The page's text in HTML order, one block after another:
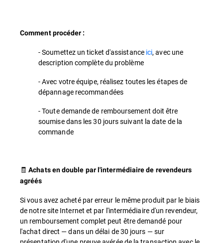
Comment procéder :
- Soumettez un ticket d'assistance ici, avec une
description complète du problème
- Avec votre équipe, réalisez toutes les étapes de
dépannage recommandées
- Toute demande de remboursement doit être
soumise dans les 30 jours suivant la date de la
commande
🧾Achats en double par l'intermédiaire de revendeurs
agréés
Si vous avez acheté par erreur le même produit par le biais
de notre site Internet et par l'intermédiaire d'un revendeur,
un remboursement complet peut être demandé pour
l'achat direct — dans un délai de 30 jours — sur